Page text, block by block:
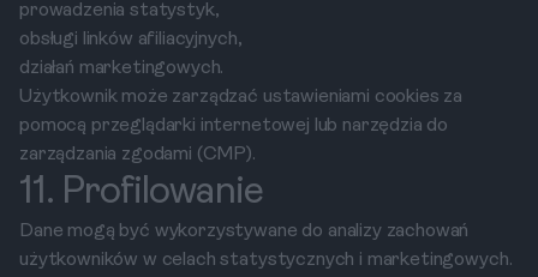
prowadzenia statystyk,
obsługi linków afiliacyjnych,
działań marketingowych.
Użytkownik może zarządzać ustawieniami cookies za
pomocą przeglądarki internetowej lub narzędzia do
zarządzania zgodami (CMP).
11. Profilowanie
Dane mogą być wykorzystywane do analizy zachowań
użytkowników w celach statystycznych i marketingowych.